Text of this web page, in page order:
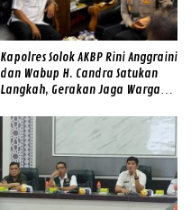
Kapolres Solok AKBP Rini Anggraini
dan Wabup H. Candra Satukan
Langkah, Gerakan Jaga Warga
Kabupaten Solok